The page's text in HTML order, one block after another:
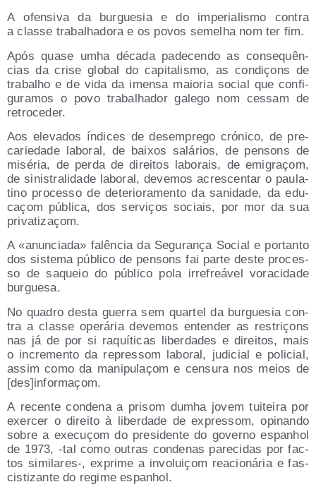
A ofen­si­va da bur­gue­sia e do impe­ria­lis­mo con­tra
a clas­se tra­balha­do­ra e os povos semelha nom ter fim.
Após qua­se umha déca­da pade­cen­do as con­se­quên­
cias da cri­se glo­bal do capi­ta­lis­mo, as con­diçons de
tra­balho e de vida da imen­sa maio­ria social que con­fi­
gu­ra­mos o povo tra­balha­dor gale­go nom ces­sam de
retroceder.
Aos ele­va­dos índi­ces de des­em­pre­go cró­ni­co, de pre­
ca­rie­da­de labo­ral, de bai­xos salá­rios, de pen­sons de
misé­ria, de per­da de direi­tos labo­rais, de emi­graçom,
de sinis­tra­li­da­de labo­ral, deve­mos acres­cen­tar o pau­la­
tino pro­ces­so de dete­rio­ra­men­to da sani­da­de, da edu­
caçom públi­ca, dos ser­viços sociais, por mor da sua
privatizaçom.
A «anun­cia­da» falên­cia da Segu­ra­nça Social e por­tan­to
dos sis­te­ma públi­co de pen­sons fai par­te des­te pro­ces­
so de saqueio do públi­co pola irre­freá­vel vora­ci­da­de
burguesa.
No qua­dro des­ta gue­rra sem quar­tel da bur­gue­sia con­
tra a clas­se ope­rá­ria deve­mos enten­der as res­triçons
nas já de por si raquí­ti­cas liber­da­des e direi­tos, mais
o incre­men­to da repres­som labo­ral, judi­cial e poli­cial,
assim como da mani­pu­laçom e cen­su­ra nos meios de
[des]informaçom.
A recen­te con­de­na a pri­som dumha jovem tui­tei­ra por
exer­cer o direi­to à liber­da­de de expres­som, opi­nan­do
sobre a execuçom do pre­si­den­te do governo espanhol
de 1973, ‑tal como outras con­de­nas pare­ci­das por fac­
tos similares‑, expri­me a invo­luiçom reacio­ná­ria e fas­
cis­ti­zan­te do regi­me espanhol.